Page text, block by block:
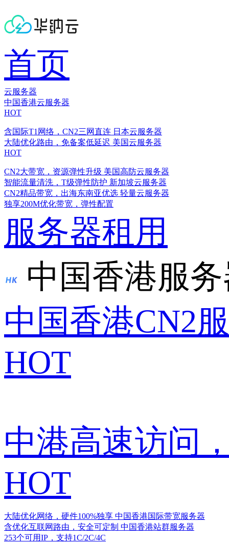
首页
云服务器
中国香港云服务器
HOT
含国际T1网络，CN2三网直连 日本云服务器
大陆优化路由，免备案低延迟 美国云服务器
HOT
CN2大带宽，资源弹性升级 美国高防云服务器
智能流量清洗，T级弹性防护 新加坡云服务器
CN2精品带宽，出海东南亚优选 轻量云服务器
独享200M优化带宽，弹性配置
服务器租用
中国香港服
中国香港CN2
HOT
中港高速访问
HOT
大陆优化网络，硬件100%独享 中国香港国际带宽服务器
含优化互联网路由，安全可定制 中国香港站群服务器
253个可用IP，支持1C/2C/4C